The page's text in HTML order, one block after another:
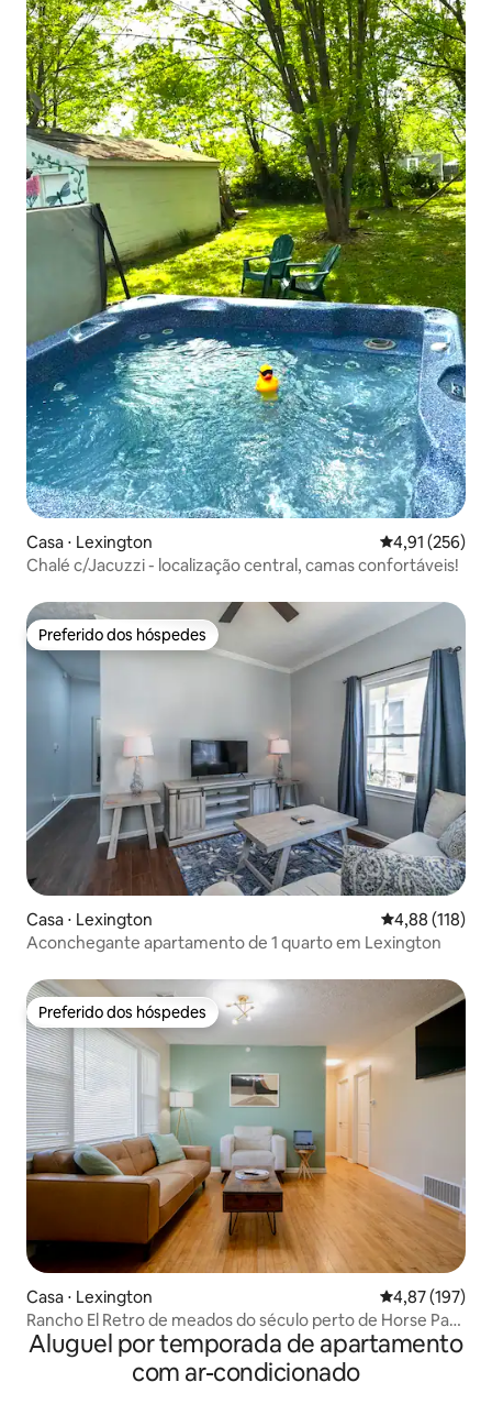
Casa ⋅ Lexington 4,91 de uma
4,91 (256)
Chalé c/Jacuzzi - localização central, camas confortáveis!
Preferido dos hóspedes
Preferido dos hóspedes
Casa ⋅ Lexington 4,88 de uma
4,88 (118)
Aconchegante apartamento de 1 quarto em Lexington
Preferido dos hóspedes
Preferido dos hóspedes
Casa ⋅ Lexington 4,87 de uma
4,87 (197)
Rancho El Retro de meados do século perto de Horse Park
e Rupp
Aluguel por temporada de apartamento
com ar-condicionado